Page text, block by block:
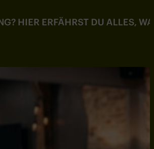
HIER ERFÄHRST DU ALLES,